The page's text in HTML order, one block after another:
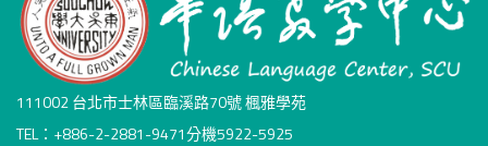
111002 台北市士林區臨溪路70號 楓雅學苑
TEL：+886-2-2881-9471分機5922-5925